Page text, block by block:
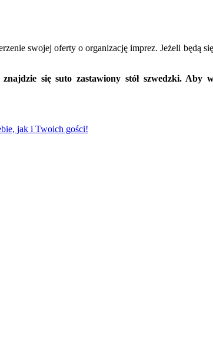
swojej oferty o organizację imprez. Jeżeli będą
się suto zastawiony stół szwedzki. Aby
jak i Twoich gości!